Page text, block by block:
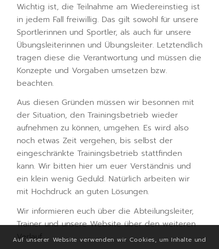
Wichtig ist, die Teilnahme am Wiedereinstieg ist
in jedem Fall freiwillig. Das gilt sowohl für unsere
Sportlerinnen und Sportler, als auch für unsere
Übungsleiterinnen und Übungsleiter. Letztendlich
tragen diese die Verantwortung und müssen die
Konzepte und Vorgaben umsetzen bzw.
beachten.
Aus diesen Gründen müssen wir besonnen mit
der Situation, den Trainingsbetrieb wieder
aufnehmen zu können, umgehen. Es wird also
noch etwas Zeit vergehen, bis selbst der
eingeschränkte Trainingsbetrieb stattfinden
kann. Wir bitten hier um euer Verständnis und
ein klein wenig Geduld. Natürlich arbeiten wir
mit Hochdruck an guten Lösungen.
Wir informieren euch über die Abteilungsleiter,
Trainer und unsere Website über den weiteren
Verlauf.
Auf unserer Website verwenden wir Cookies, um Inhalte und